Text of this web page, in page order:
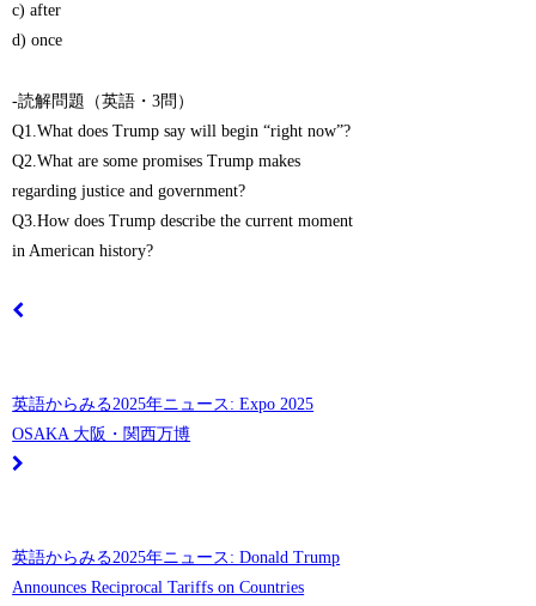
c) after
d) once
-読解問題（英語・3問）
Q1.What does Trump say will begin “right now”?
Q2.What are some promises Trump makes
regarding justice and government?
Q3.How does Trump describe the current moment
in American history?
英語からみる2025年ニュース: Expo 2025
OSAKA 大阪・関西万博
英語からみる2025年ニュース: Donald Trump
Announces Reciprocal Tariffs on Countries